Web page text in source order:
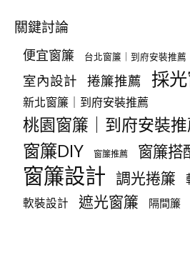
關鍵討論
便宜窗簾 台北窗簾｜到府安裝推薦
室內設計 捲簾推薦 採
新北窗簾｜到府安裝推薦
桃園窗簾｜到府安裝
窗簾DIY 窗簾推薦 窗簾搭
窗簾設計 調光捲簾
軟裝設計 遮光窗簾 隔間簾